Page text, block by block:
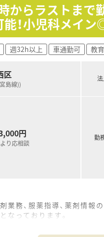
からラストま
！小児科メイ
週32h以上 車通勤可 教
区
島線))
円
り応相談
勤
業務、服薬指導、薬剤情報
っております。